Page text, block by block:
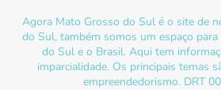
Agora Mato Grosso do Sul é o site de
do Sul, também somos um espaço
do Sul e o Brasil. Aqui tem
imparcialidade. Os principais temas
empreendedorismo. DRT